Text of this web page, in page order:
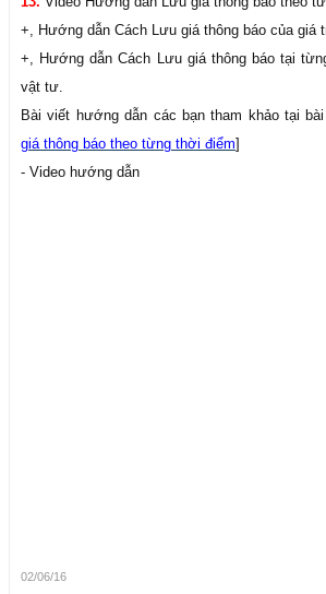
+, Hướng dẫn Cách Lưu giá thông báo của giá
+, Hướng dẫn Cách Lưu giá thông báo tại
vật tư.
Bài viết hướng dẫn các bạn tham khảo tại
giá thông báo theo từng thời điểm]
- Video hướng dẫn
02/06/16